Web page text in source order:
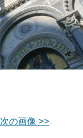
次の画像 >>